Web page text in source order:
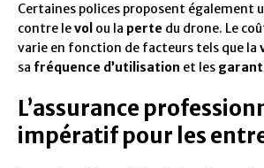
Certaines polices proposent également
contre levol ou la perte du drone. Le
varie en fonction de facteurs tels que la
sa fréquence d’utilisation et les
L’assurance
impératif pour les